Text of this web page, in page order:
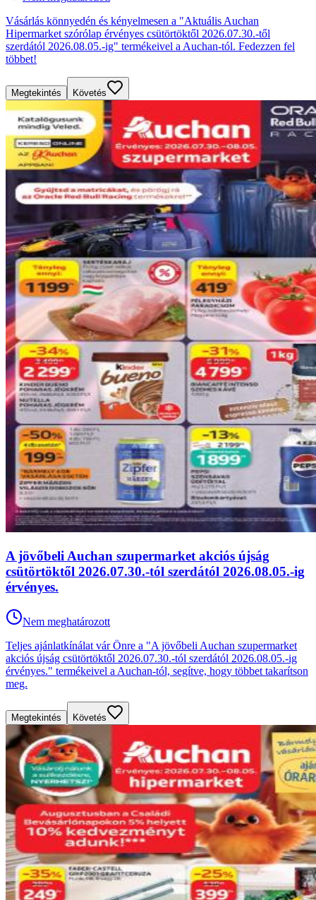
Vásárlás könnyedén és kényelmesen a "Aktuális Auchan
Hipermarket szórólap érvényes csütörtöktől 2026.07.30.-től
szerdától 2026.08.05.-ig" termékeivel a Auchan-tól. Fedezzen fel
többet!
Megtekintés Követés
A jövőbeli Auchan szupermarket akciós újság
csütörtöktől 2026.07.30.-tól szerdától 2026.08.05.-ig
érvényes.
Nem meghatározott
Teljes ajánlatkínálat vár Önre a "A jövőbeli Auchan szupermarket
akciós újság csütörtöktől 2026.07.30.-tól szerdától 2026.08.05.-ig
érvényes." termékeivel a Auchan-tól, segítve, hogy többet takarítson
meg.
Megtekintés Követés